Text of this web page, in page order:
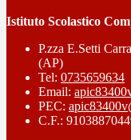
Istituto Scolastico
P.zza E.Setti
(AP)
Tel: 0735659634
Email:
PEC:
C.F.: